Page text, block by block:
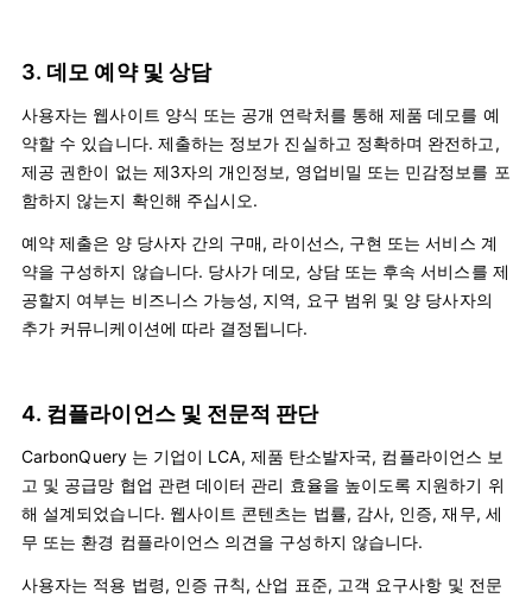
3. 데모 예약 및 상담
사용자는 웹사이트 양식 또는 공개 연락처를 통해 제품 데모를 예
약할 수 있습니다. 제출하는 정보가 진실하고 정확하며 완전하고,
제공 권한이 없는 제3자의 개인정보, 영업비밀 또는 민감정보를 포
함하지 않는지 확인해 주십시오.
예약 제출은 양 당사자 간의 구매, 라이선스, 구현 또는 서비스 계
약을 구성하지 않습니다. 당사가 데모, 상담 또는 후속 서비스를 제
공할지 여부는 비즈니스 가능성, 지역, 요구 범위 및 양 당사자의
추가 커뮤니케이션에 따라 결정됩니다.
4. 컴플라이언스 및 전문적 판단
CarbonQuery 는 기업이 LCA, 제품 탄소발자국, 컴플라이언스 보
고 및 공급망 협업 관련 데이터 관리 효율을 높이도록 지원하기 위
해 설계되었습니다. 웹사이트 콘텐츠는 법률, 감사, 인증, 재무, 세
무 또는 환경 컴플라이언스 의견을 구성하지 않습니다.
사용자는 적용 법령, 인증 규칙, 산업 표준, 고객 요구사항 및 전문